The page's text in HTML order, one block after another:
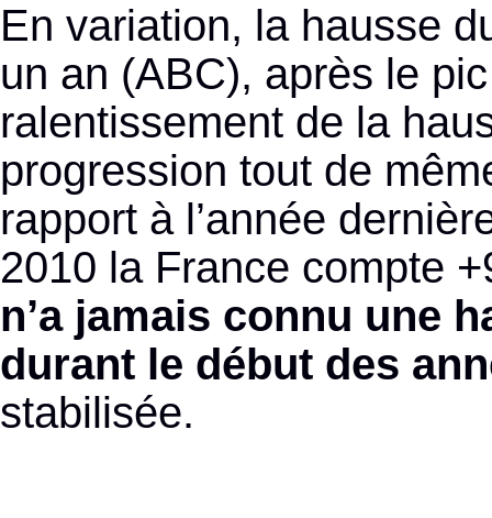
En variation, la hausse
un an (ABC), après le
ralentissement de la
progression tout de
rapport à l’année
2010 la France compte
n’a jamais connu une
durant le début des
stabilisée.